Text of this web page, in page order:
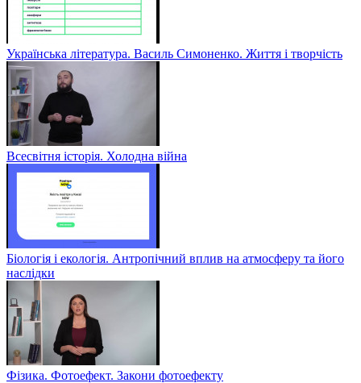
Українська література. Василь Симоненко. Життя і творчість
Всесвітня історія. Холодна війна
Біологія і екологія. Антропічний вплив на атмосферу та його
наслідки
Фізика. Фотоефект. Закони фотоефекту